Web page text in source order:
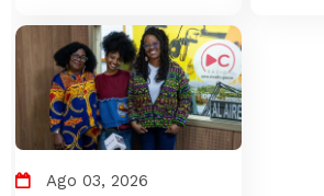
Ago 03, 2026